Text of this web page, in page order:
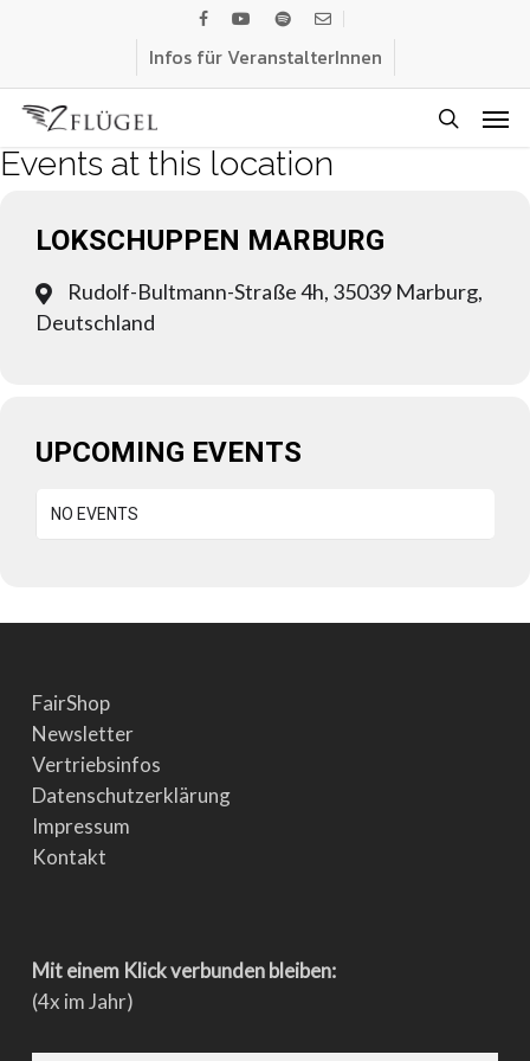
content
facebook
youtubespotifyemail
Infos für VeranstalterInnen
Events at this location
LOKSCHUPPEN MARBURG
Rudolf-Bultmann-Straße 4h, 35039 Marburg,
Deutschland
UPCOMING EVENTS
NO EVENTS
FairShop
Newsletter
Vertriebsinfos
Datenschutzerklärung
Impressum
Kontakt
Mit einem Klick verbunden bleiben:
(4x im Jahr)